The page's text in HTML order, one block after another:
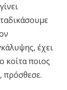
έχει
κοίτα ποιος
πρόσθεσε.